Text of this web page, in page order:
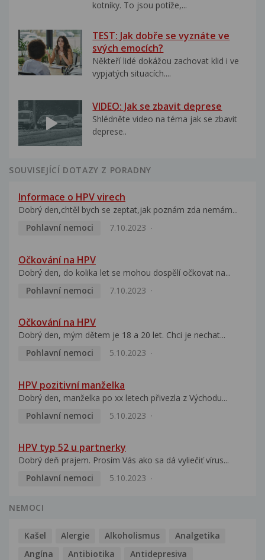
kotníky. To jsou potíže,...
TEST: Jak dobře se vyznáte ve
svých emocích?
Někteří lidé dokážou zachovat klid i ve
vypjatých situacích....
VIDEO: Jak se zbavit deprese
Shlédněte video na téma jak se zbavit
deprese..
SOUVISEJÍCÍ DOTAZY Z PORADNY
Informace o HPV virech
Dobrý den,chtěl bych se zeptat,jak poznám zda nemám...
Pohlavní nemoci
7.10.2023
Očkování na HPV
Dobrý den, do kolika let se mohou dospělí očkovat na...
Pohlavní nemoci
7.10.2023
Očkování na HPV
Dobrý den, mým dětem je 18 a 20 let. Chci je nechat...
Pohlavní nemoci
5.10.2023
HPV pozitivní manželka
Dobrý den, manželka po xx letech přivezla z Východu...
Pohlavní nemoci
5.10.2023
HPV typ 52 u partnerky
Dobrý deň prajem. Prosím Vás ako sa dá vyliečiť vírus...
Pohlavní nemoci
5.10.2023
NEMOCI
Kašel Alergie Alkoholismus
Analgetika
Angína
Antibiotika
Antidepresiva